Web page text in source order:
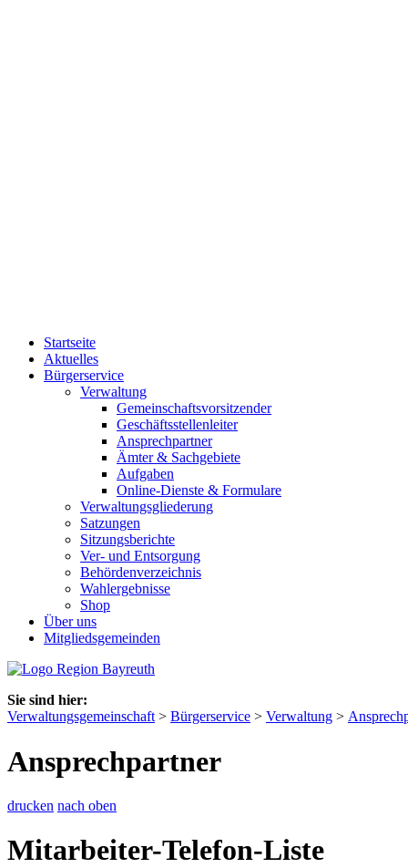
Startseite
Aktuelles
Bürgerservice
Verwaltung
Gemeinschaftsvorsitzender
Geschäftsstellenleiter
Ansprechpartner
Ämter & Sachgebiete
Aufgaben
Online-Dienste & Formulare
Verwaltungsgliederung
Satzungen
Sitzungsberichte
Ver- und Entsorgung
Behördenverzeichnis
Wahlergebnisse
Shop
Über uns
Mitgliedsgemeinden
Sie sind hier:
Verwaltungsgemeinschaft > Bürgerservice > Verwaltung >
Ansprechpartner
drucken nach oben
Mitarbeiter-Telefon-Liste